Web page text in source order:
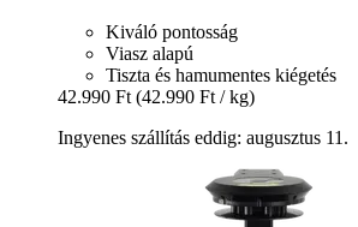
Kiváló pontosság
Viasz alapú
Tiszta és hamumentes kiégetés
42.990 Ft (42.990 Ft / kg)
Ingyenes szállítás eddig: augusztus 11.